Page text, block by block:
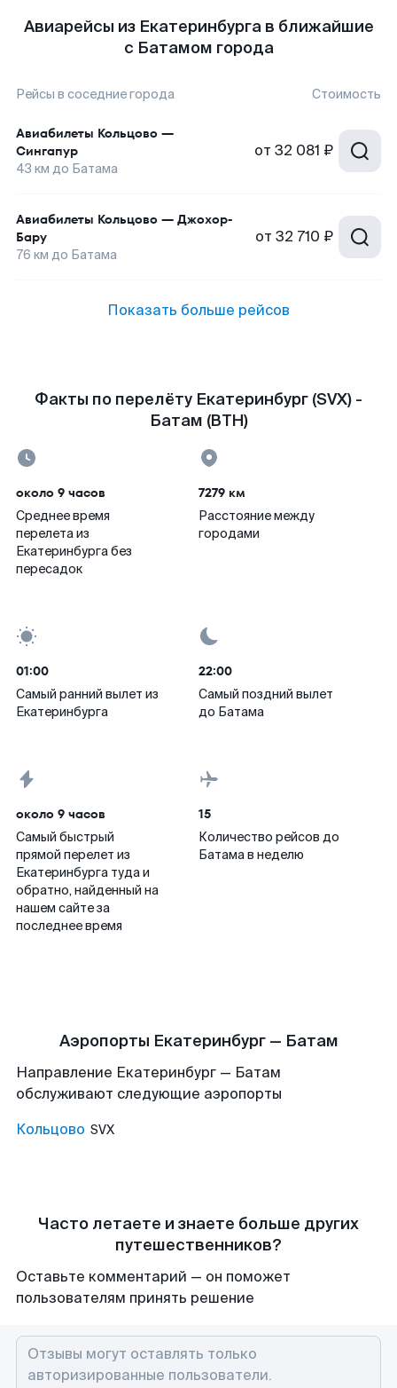
Авиарейсы из Екатеринбурга в ближайшие
с Батамом города
Рейсы в соседние города Стоимость
Авиабилеты Кольцово —
Сингапур
43 км до Батама
от 32 081 ₽
Авиабилеты Кольцово — Джохор-
Бару
76 км до Батама
от 32 710 ₽
Показать больше рейсов
Факты по перелёту Екатеринбург (SVX) -
Батам (BTH)
около 9 часов
Среднее время
перелета из
Екатеринбурга без
пересадок
7279 км
Расстояние между
городами
01:00
Самый ранний вылет из
Екатеринбурга
22:00
Самый поздний вылет
до Батама
около 9 часов
Самый быстрый
прямой перелет из
Екатеринбурга туда и
обратно, найденный на
нашем сайте за
последнее время
15
Количество рейсов до
Батама в неделю
Аэропорты Екатеринбург — Батам
Направление Екатеринбург — Батам
обслуживают следующие аэропорты
Кольцово SVX
Часто летаете и знаете больше других
путешественников?
Оставьте комментарий — он поможет
пользователям принять решение